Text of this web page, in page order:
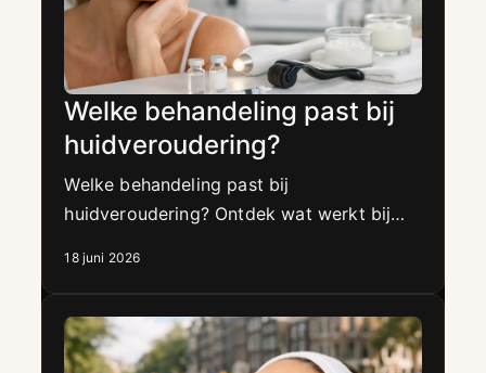
Welke behandeling past bij
huidveroudering?
Welke behandeling past bij
huidveroudering? Ontdek wat werkt bij
pigment voor een natuurlijk resultaat.
18 juni 2026